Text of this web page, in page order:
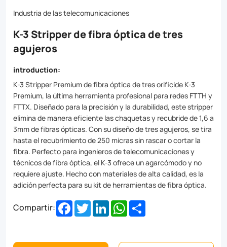
and
coatings
from
1.6
to
3mm
optical
fibers.
With
its
three-
hole
Industria de las telecomunicaciones
K-3 Stripper de fibra óptica de tres
agujeros
introduction:
K-3 Stripper Premium de fibra óptica de tres orificide K-3
Premium, la última herramienta profesional para redes FTTH y
FTTX. Diseñado para la precisión y la durabilidad, este stripper
elimina de manera eficiente las chaquetas y recubride de 1,6 a
3mm de fibras ópticas. Con su diseño de tres agujeros, se tira
hasta el recubrimiento de 250 micras sin rascar o cortar la
fibra. Perfecto para ingenieros de telecomunicaciones y
técnicos de fibra óptica, el K-3 ofrece un agarcómodo y no
requiere ajuste. Hecho con materiales de alta calidad, es la
adición perfecta para su kit de herramientas de fibra óptica.
Compartir: Facebook
TwitterLinkedInWhatsApp